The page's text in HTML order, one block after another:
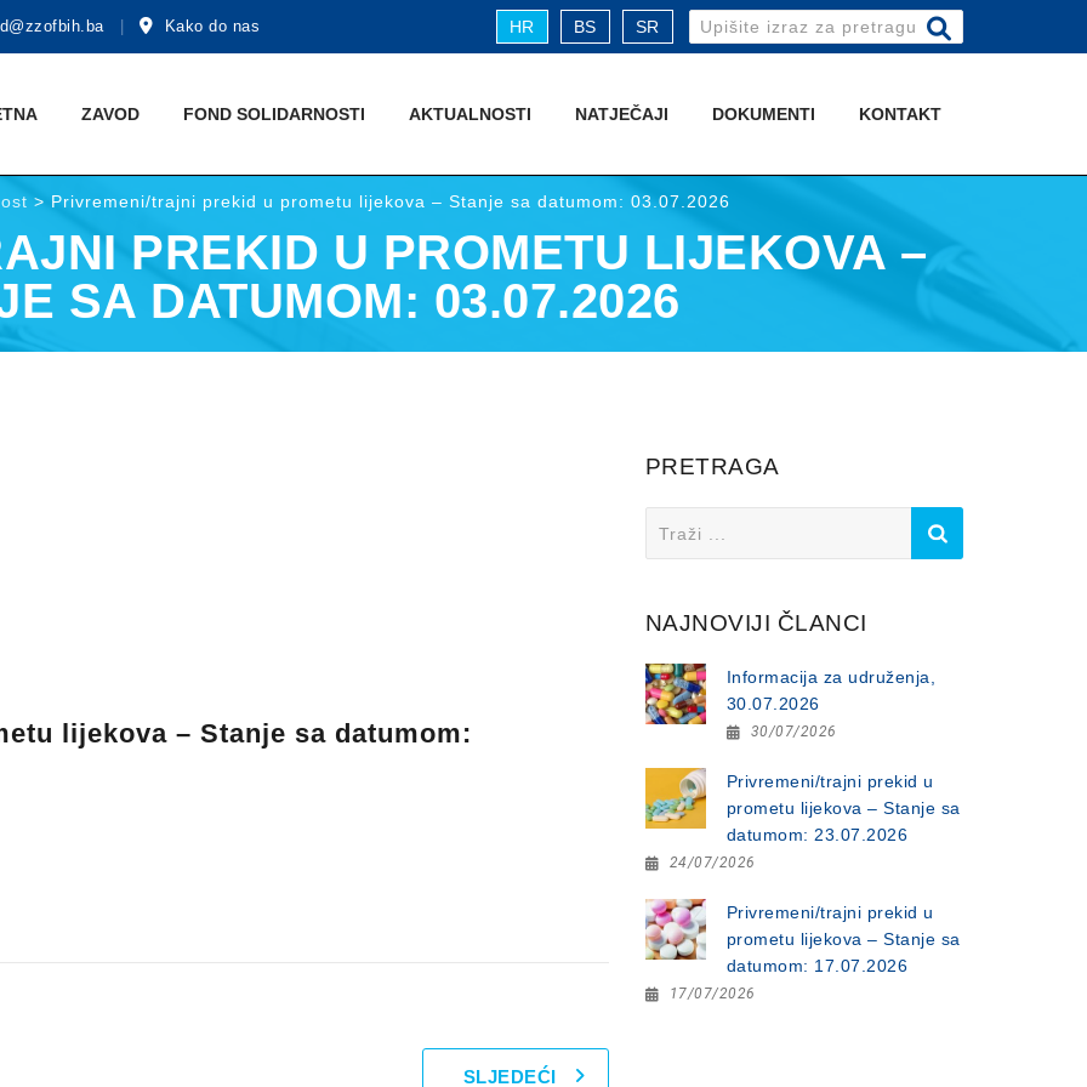
Kako do nas HR BS SR
Search
for:
ZAVOD FOND SOLIDARNOSTI AKTUALNOSTI NATJEČAJI DOKUMENTI KONTAKT
> Privremeni/trajni prekid u prometu lijekova – Stanje sa datumom: 03.07.2026
PREKID U PROMETU LIJEKOVA –
SA DATUMOM: 03.07.2026
lijekova – Stanje sa datumom:
SLJEDEĆI
PRETRAGA
for:
NAJNOVIJI ČLANCI
Informacija za udruženja,
30.07.2026
30/07/2026
Privremeni/trajni prekid u
prometu lijekova – Stanje sa
datumom: 23.07.2026
24/07/2026
Privremeni/trajni prekid u
prometu lijekova – Stanje sa
datumom: 17.07.2026
17/07/2026